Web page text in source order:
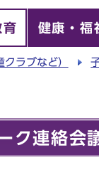
育 健康・福
ラブなど）
ク連絡会